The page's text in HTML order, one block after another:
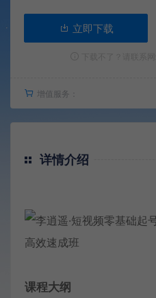
立即下载
增值服务：
详情介绍
课程大纲